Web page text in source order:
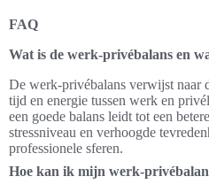
FAQ
Wat is de werk-privébalans en
De werk-privébalans verwijst naar
tijd en energie tussen werk en
een goede balans leidt tot een
stressniveau en verhoogde
professionele sferen.
Hoe kan ik mijn werk-